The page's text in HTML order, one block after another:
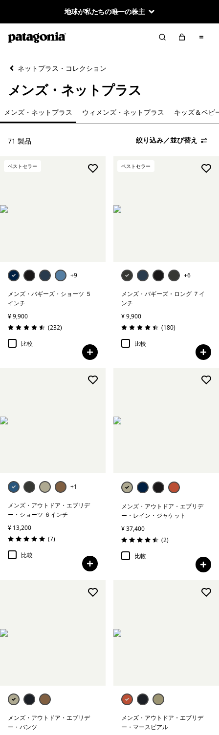
地球が私たちの唯一の株主
絞り込み／並び替え
絞り込み
カテゴリー
メンズ・ネットプラス
ウィメンズ・ネットプラス
キッズ＆ベビー・ネットプラス
絞り込み
絞り込み
特長
絞り込み
素材
絞り込み
フィット
絞り込み
ネットプラス・コレクション
メンズ・ネットプラス
メンズ・ネットプラス ウィメンズ・ネットプラス キッズ＆ベビ
71 製品 絞り込み／並び替え
ベストセラー
+9
メンズ・バギーズ・ショーツ ５
インチ
¥ 9,900
評価: 4.5 / 5
(232レビュー
)
比較
ベストセラー
+6
メンズ・バギーズ・ロング ７イ
ンチ
¥ 9,900
評価: 4.4 / 5
(180レビュー
)
比較
+1
メンズ・アウトドア・エブリデ
ー・ショーツ ６インチ
¥ 13,200
評価: 5.0 / 5
(7レビュー
)
比較
メンズ・アウトドア・エブリデ
ー・レイン・ジャケット
¥ 37,400
評価: 4.5 / 5
(2レビュー
)
比較
メンズ・アウトドア・エブリデ
ー・パンツ
メンズ・アウトドア・エブリデ
ー・マースピアル